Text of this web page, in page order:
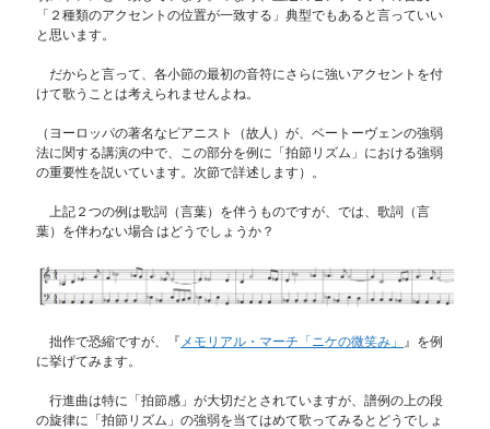
「２種類のアクセントの位置が一致する」典型でもあると言っていい
と思います。
だからと言って、各小節の最初の音符にさらに強いアクセントを付
けて歌うことは考えられませんよね。
（ヨーロッパの著名なピアニスト（故人）が、ベートーヴェンの強弱
法に関する講演の中で、この部分を例に「拍節リズム」における強弱
の重要性を説いています。次節で詳述します）。
上記２つの例は歌詞（言葉）を伴うものですが、では、歌詞（言
葉）を伴わない場合 はどうでしょうか？
拙作で恐縮ですが、『 メモリアル・マーチ「ニケの微笑み」
』を例
に挙げてみます。
行進曲は特に「拍節感」が大切だとされていますが、譜例の上の段
の旋律に「拍節リズム」の強弱を当てはめて歌ってみるとどうでしょ